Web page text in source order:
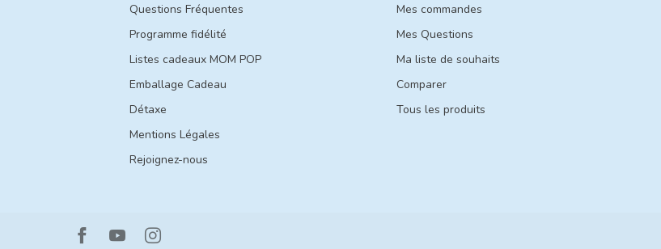
Questions Fréquentes
Programme fidélité
Listes cadeaux MOM POP
Emballage Cadeau
Détaxe
Mentions Légales
Rejoignez-nous
Mes commandes
Mes Questions
Ma liste de souhaits
Comparer
Tous les produits